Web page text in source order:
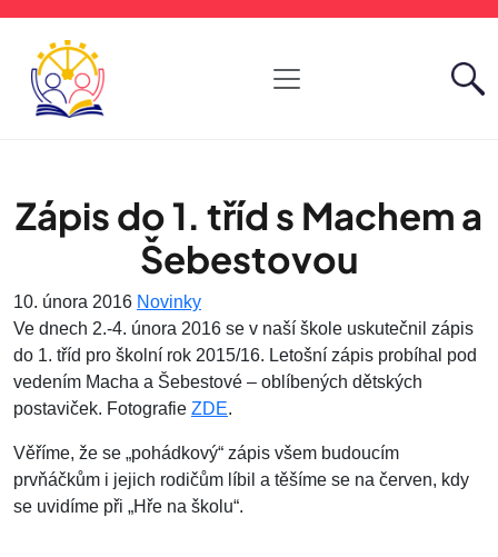
Zápis do 1. tříd s Machem a
Šebestovou
10. února 2016 Novinky
Ve dnech 2.-4. února 2016 se v naší škole uskutečnil zápis
do 1. tříd pro školní rok 2015/16. Letošní zápis probíhal pod
vedením Macha a Šebestové – oblíbených dětských
postaviček. Fotografie ZDE.
Věříme, že se „pohádkový“ zápis všem budoucím
prvňáčkům i jejich rodičům líbil a těšíme se na červen, kdy
se uvidíme při „Hře na školu“.